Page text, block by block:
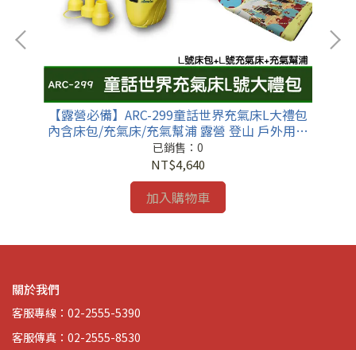
【露營必備】ARC-299童話世界充氣床L大禮包
內含床包/充氣床/充氣幫浦 露營 登山 戶外用品
充氣快速 充氣床
已銷售：0
NT$4,640
加入購物車
關於我們
客服專線：02-2555-5390
客服傳真：02-2555-8530